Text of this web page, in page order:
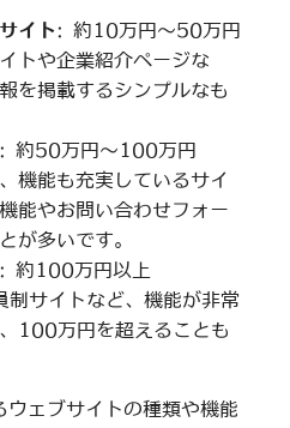
イト: 約10万円～50万円
トや企業紹介ページな
を掲載するシンプルなも
: 約50万円～100万円
機能も充実しているサイ
能やお問い合わせフォー
が多いです。
: 約100万円以上
制サイトなど、機能が非常
100万円を超えることも
ウェブサイトの種類や機能